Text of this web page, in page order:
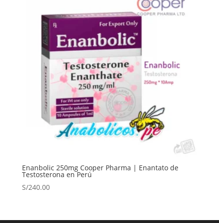
Enanbolic 250mg Cooper Pharma | Enantato de
Testosterona en Perú
S/240.00